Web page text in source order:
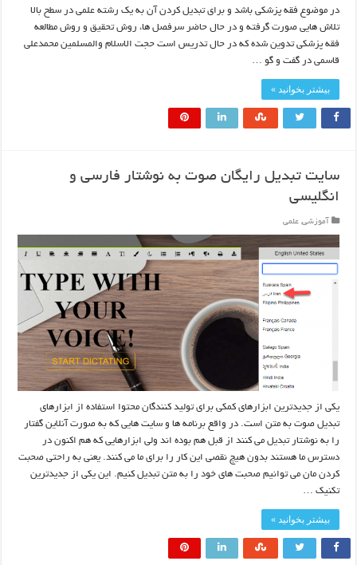
در موضوع فقه پزشکی باشد و برای تبدیل کردن آن به یک رشته علمی در سطح بالا
تلاش هایی صورت گرفته و در حال حاضر سرفصل ها، روش تحقیق و روش مطالعه
فقه پزشکی تدوین شده که در حال تدریس است حجت الاسلام والمسلمین محمدعلی
قاسمی در گفت و گو …
بیشتر بخوانید »
سایت تبدیل رایگان صوت به نوشتار فارسی و
انگلیسی
آموزشی, علمی
یکی از جدیدترین ابزارهای کمکی برای تولید کنندگان محتوا استفاده از ابزارهای
تبدیل صوت به متن است. در واقع برنامه ها و سایت هایی که به صورت آنلاین گفتار
را به نوشتار تبدیل می کنند از قبل هم بوده اند ولی ابزارهایی که هم اکنون در
دسترس ما هستند بدون هیچ نقصی این کار را برای ما می کنند. یعنی به راحتی صحبت
کردن مان می توانیم صحبت های خود را به متن تبدیل کنیم. این یکی از جدیدترین
تکنیک …
بیشتر بخوانید »